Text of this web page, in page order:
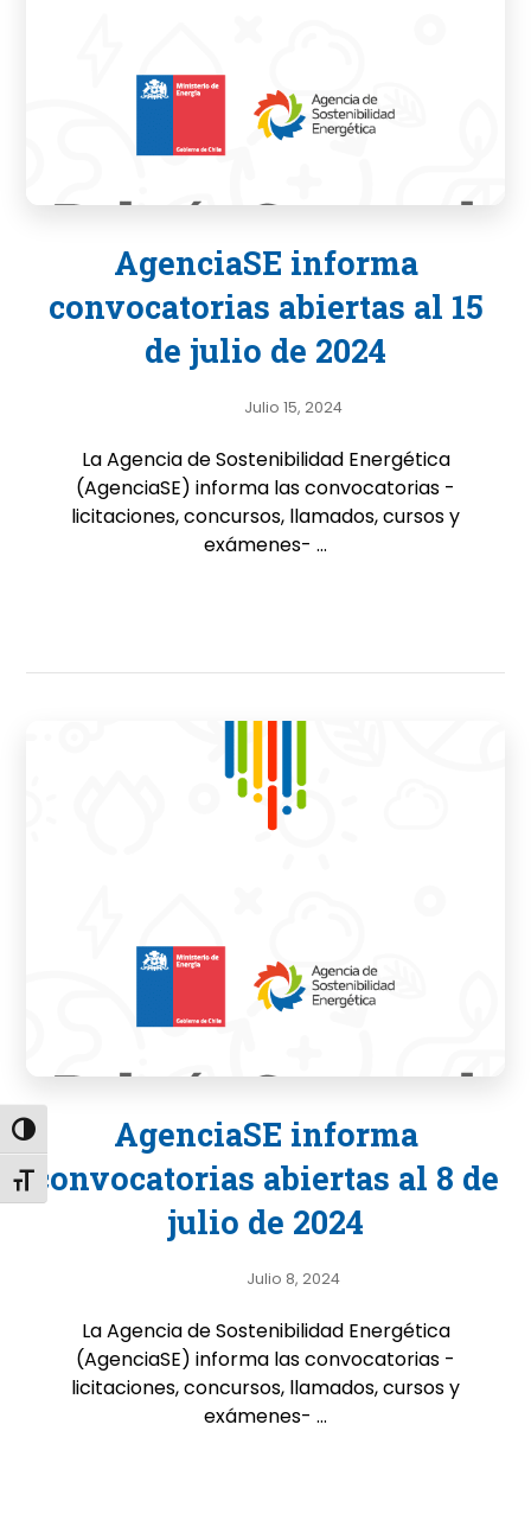
Alternar alto contraste
Alternar tamaño de letra
AgenciaSE informa
convocatorias abiertas al 15
de julio de 2024
Julio 15, 2024
La Agencia de Sostenibilidad Energética
(AgenciaSE) informa las convocatorias -
licitaciones, concursos, llamados, cursos y
exámenes- ...
AgenciaSE informa
convocatorias abiertas al 8 de
julio de 2024
Julio 8, 2024
La Agencia de Sostenibilidad Energética
(AgenciaSE) informa las convocatorias -
licitaciones, concursos, llamados, cursos y
exámenes- ...